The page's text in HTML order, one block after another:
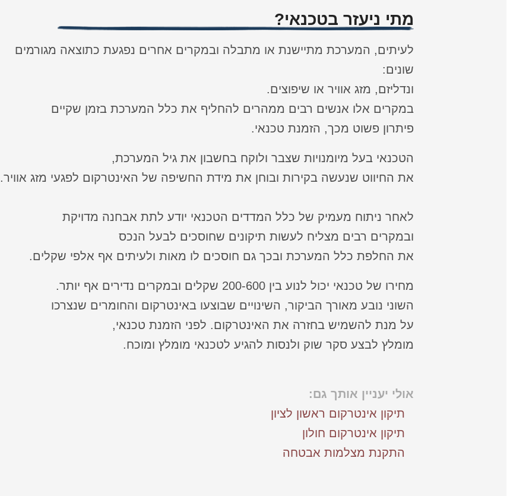
מתי ניעזר בטכנאי?
לעיתים, המערכת מתיישנת או מתבלה ובמקרים אחרים נפגעת כתוצאה מגורמים
שונים:
ונדליזם, מזג אוויר או שיפוצים.
במקרים אלו אנשים רבים ממהרים להחליף את כלל המערכת בזמן שקיים
פיתרון פשוט מכך, הזמנת טכנאי.
הטכנאי בעל מיומנויות שצבר ולוקח בחשבון את גיל המערכת,
את החיווט שנעשה בקירות ובוחן את מידת החשיפה של האינטרקום לפגעי מזג אוויר.
לאחר ניתוח מעמיק של כלל המדדים הטכנאי יודע לתת אבחנה מדויקת
ובמקרים רבים מצליח לעשות תיקונים שחוסכים לבעל הנכס
את החלפת כלל המערכת ובכך גם חוסכים לו מאות ולעיתים אף אלפי שקלים.
מחירו של טכנאי יכול לנוע בין 200-600 שקלים ובמקרים נדירים אף יותר.
השוני נובע מאורך הביקור, השינויים שבוצעו באינטרקום והחומרים שנצרכו
על מנת להשמיש בחזרה את האינטרקום. לפני הזמנת טכנאי,
מומלץ לבצע סקר שוק ולנסות להגיע לטכנאי מומלץ ומוכח.
אולי יעניין אותך גם:
תיקון אינטרקום ראשון לציון
תיקון אינטרקום חולון
התקנת מצלמות אבטחה